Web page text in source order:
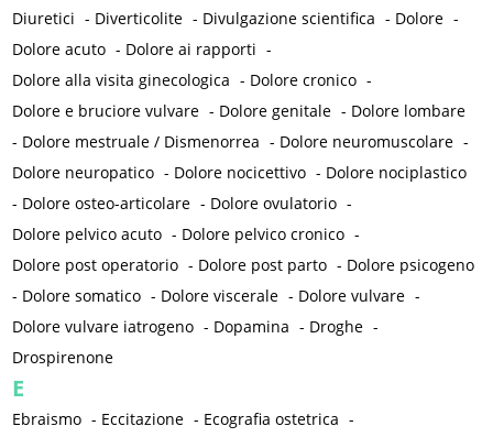
Diuretici - Diverticolite - Divulgazione scientifica - Dolore -
Dolore acuto - Dolore ai rapporti -
Dolore alla visita ginecologica - Dolore cronico -
Dolore e bruciore vulvare - Dolore genitale - Dolore lombare
- Dolore mestruale / Dismenorrea - Dolore neuromuscolare -
Dolore neuropatico - Dolore nocicettivo - Dolore nociplastico
- Dolore osteo-articolare - Dolore ovulatorio -
Dolore pelvico acuto - Dolore pelvico cronico -
Dolore post operatorio - Dolore post parto - Dolore psicogeno
- Dolore somatico - Dolore viscerale - Dolore vulvare -
Dolore vulvare iatrogeno - Dopamina - Droghe -
Drospirenone
E
Ebraismo - Eccitazione - Ecografia ostetrica -